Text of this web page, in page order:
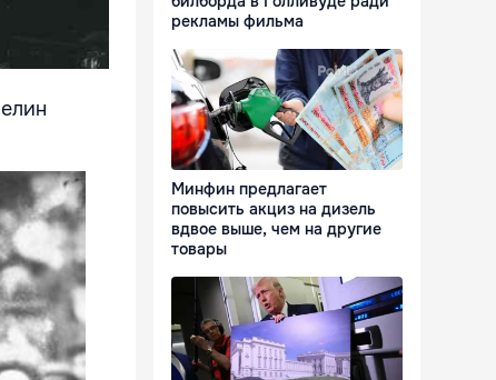
рекламы фильма
Минфин предлагает
повысить акциз на дизель
вдвое выше, чем на другие
товары